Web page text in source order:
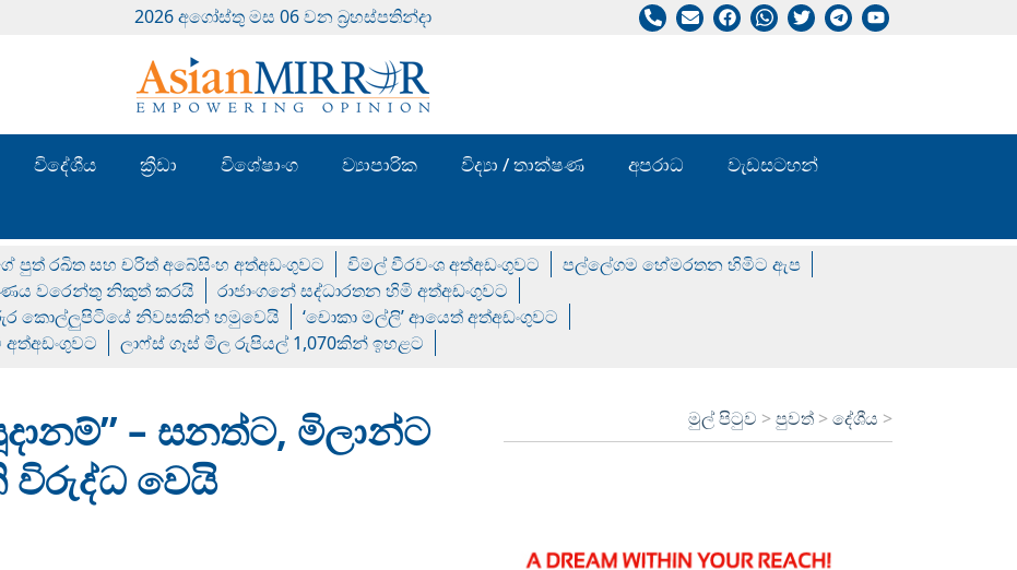
2026 අගෝස්‍තු මස 06 වන බ්‍රහස්පතින්දා
විදේශීය ක්‍රීඩා විශේෂාංග ව්‍යාපාරික විද්‍යා / තාක්ෂණ අපරාධ
වැඩසටහන්
පුත් රඛිත සහ චරිත් අබේසිංහ අත්අඩංගුවට විමල් වීරවංශ අත්අඩංගුවට
පල්ලේගම හේමරතන හිමිට ඇප
වරෙන්තු නිකුත් කරයි
රාජාංගනේ සද්ධාරතන හිමි අත්අඩංගුවට
කොල්ලුපිටියේ නිවසකින් හමුවෙයි
‘චොකා මල්ලි’ ආයෙත් අත්අඩංගුවට
ලාෆ්ස් ගෑස් මිල රුපියල් 1,070කින් ඉහළට
– සනත්ට, මිලාන්ට
වෙයි
මුල් පිටුව >පුවත් >දේශීය >